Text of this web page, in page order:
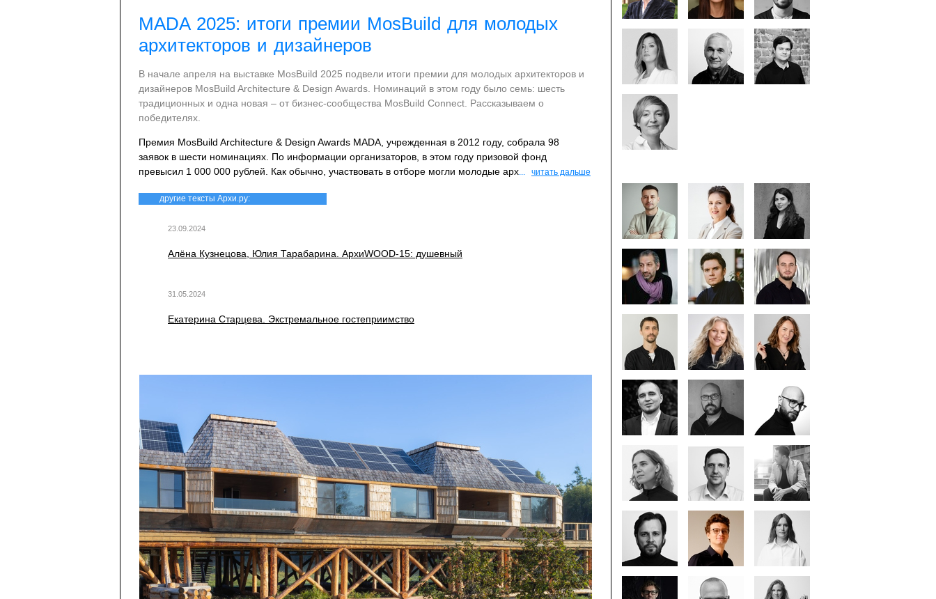
MADA 2025: итоги премии MosBuild для молодых
архитекторов и дизайнеров
В начале апреля на выставке MosBuild 2025 подвели итоги премии для молодых архитекторов и
дизайнеров MosBuild Architecture & Design Awards. Номинаций в этом году было семь: шесть
традиционных и одна новая – от бизнес-сообщества MosBuild Connect. Рассказываем о
победителях.
Премия MosBuild Architecture & Design Awards MADA, учрежденная в 2012 году, собрала 98
заявок в шести номинациях. По информации организаторов, в этом году призовой фонд
превысил 1 000 000 рублей. Как обычно, участвовать в отборе могли молодые арх... читать дальше
другие тексты Архи.ру:
23.09.2024
Алёна Кузнецова, Юлия Тарабарина. АрхиWOOD-15: душевный
31.05.2024
Екатерина Старцева. Экстремальное гостеприимство